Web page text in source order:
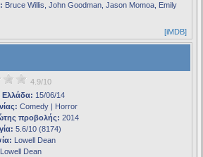
Bruce Willis, John Goodman, Jason Momoa, Emily
[iMDB]
4.9/10
Ελλάδα: 15/06/14
Comedy | Horror
προβολής: 2014
5.6/10 (8174)
Lowell Dean
Lowell Dean